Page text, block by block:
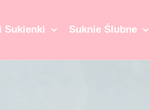
Sukienki Suknie Ślubne